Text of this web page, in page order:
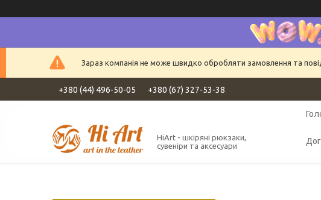
Зараз компанія не може швидко обробляти замовлення та
+380 (44) 496-50-05 +380 (67) 327-53-38
HiArt - шкіряні рюкзаки,
сувеніри та аксесуари